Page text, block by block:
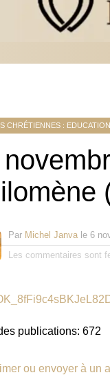
CHRÉTIENNES : EDUCATION
Par Michel Janva le 6
Les commentaires sont
publications: 672
ou envoyer à un